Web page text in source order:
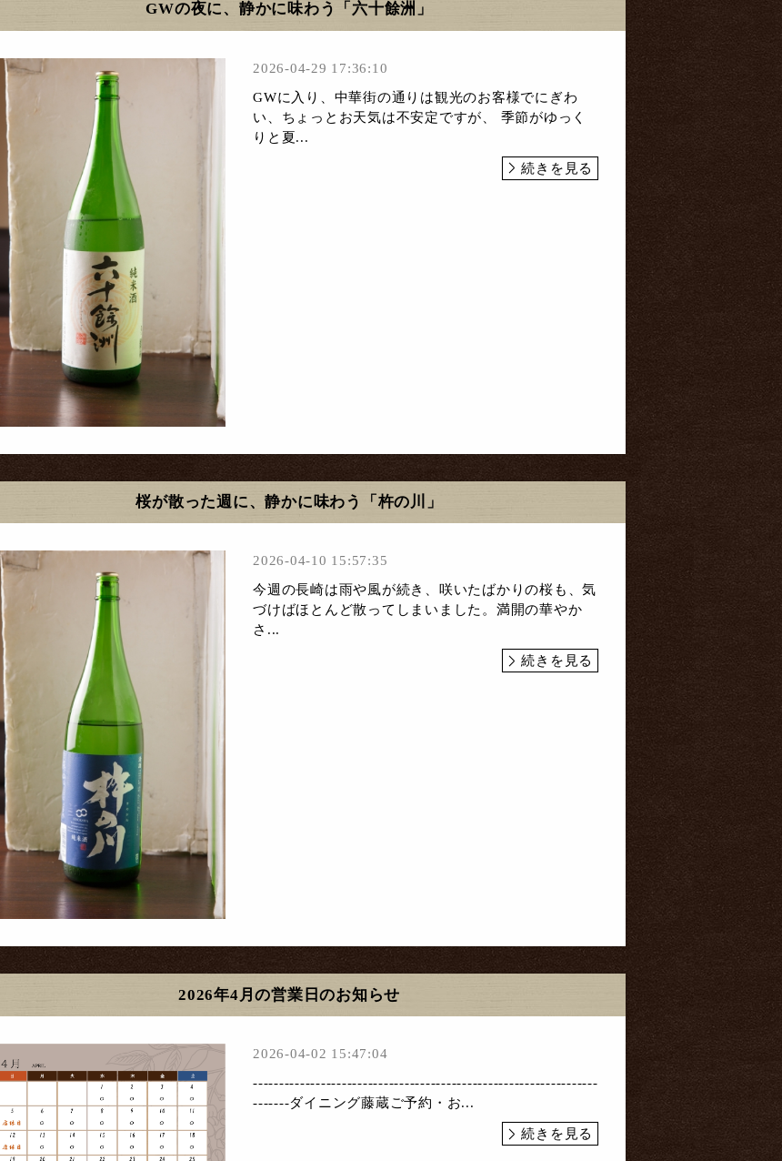
GWの夜に、静かに味わう「六十餘洲」
2026-04-29 17:36:10
GWに入り、中華街の通りは観光のお客様でにぎわ
い、ちょっとお天気は不安定ですが、 季節がゆっく
りと夏...
続きを見る
桜が散った週に、静かに味わう「杵の川」
2026-04-10 15:57:35
今週の長崎は雨や風が続き、咲いたばかりの桜も、気
づけばほとんど散ってしまいました。満開の華やか
さ...
続きを見る
2026年4月の営業日のお知らせ
2026-04-02 15:47:04
------------------------------------------------------------------
-------ダイニング藤蔵ご予約・お...
続きを見る